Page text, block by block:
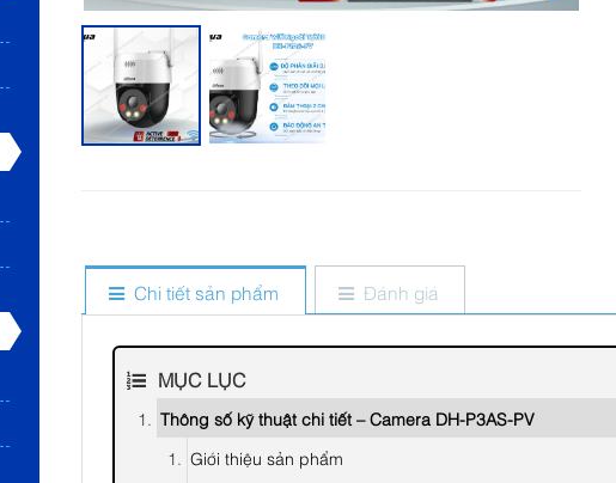
Chi tiết sản phẩm Đánh giá
MỤC LỤC
Thông số kỹ thuật chi tiết – Camera DH-P3AS-PV
Giới thiệu sản phẩm